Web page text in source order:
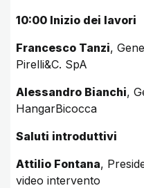
10:00 Inizio dei lavori
Francesco Tanzi,
Pirelli&C. SpA
Alessandro Bianchi,
HangarBicocca
Saluti introduttivi
Attilio Fontana,
video intervento